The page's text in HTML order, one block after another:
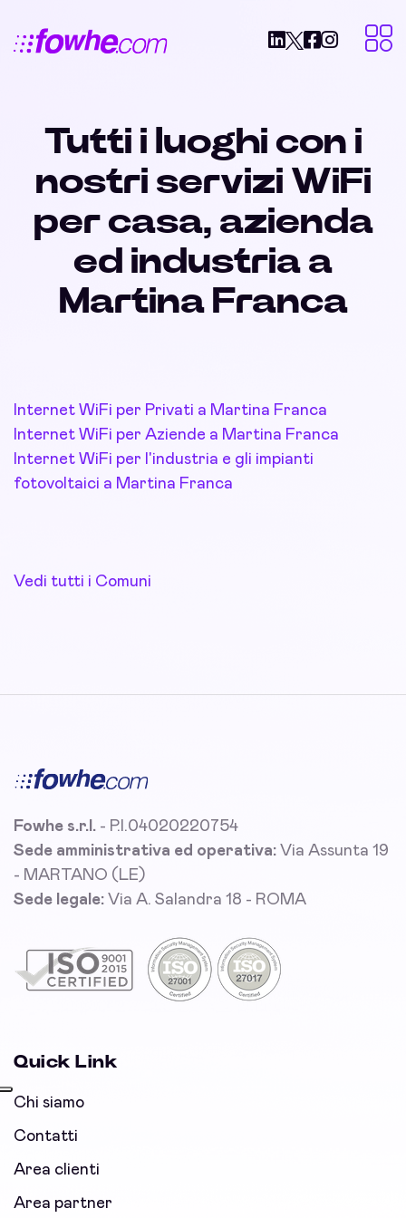
Tutti i luoghi con i
nostri servizi WiFi
per casa, azienda
ed industria a
Martina Franca
Internet WiFi per Privati a Martina Franca
Internet WiFi per Aziende a Martina Franca
Internet WiFi per l'industria e gli impianti
fotovoltaici a Martina Franca
Vedi tutti i Comuni
Fowhe s.r.l. - P.I.04020220754
Sede amministrativa ed operativa: Via Assunta 19
- MARTANO (LE)
Sede legale: Via A. Salandra 18 - ROMA
Quick Link
Chi siamo
Contatti
Area clienti
Area partner